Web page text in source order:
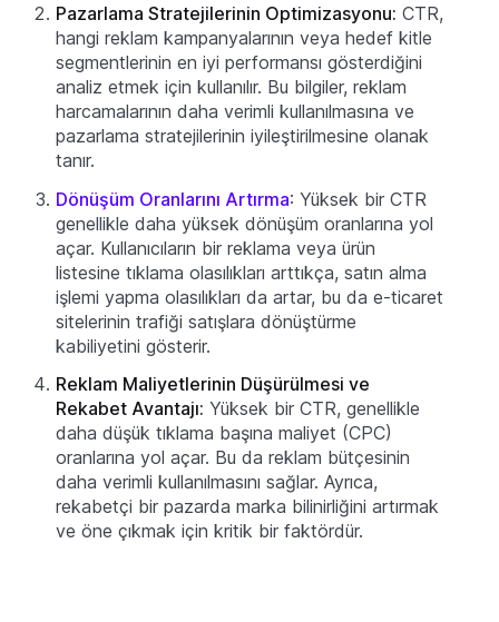
Pazarlama Stratejilerinin Optimizasyonu: CTR,
hangi reklam kampanyalarının veya hedef kitle
segmentlerinin en iyi performansı gösterdiğini
analiz etmek için kullanılır. Bu bilgiler, reklam
harcamalarının daha verimli kullanılmasına ve
pazarlama stratejilerinin iyileştirilmesine olanak
tanır.
Dönüşüm Oranlarını Artırma: Yüksek bir CTR
genellikle daha yüksek dönüşüm oranlarına yol
açar. Kullanıcıların bir reklama veya ürün
listesine tıklama olasılıkları arttıkça, satın alma
işlemi yapma olasılıkları da artar, bu da e-ticaret
sitelerinin trafiği satışlara dönüştürme
kabiliyetini gösterir.
Reklam Maliyetlerinin Düşürülmesi ve
Rekabet Avantajı: Yüksek bir CTR, genellikle
daha düşük tıklama başına maliyet (CPC)
oranlarına yol açar. Bu da reklam bütçesinin
daha verimli kullanılmasını sağlar. Ayrıca,
rekabetçi bir pazarda marka bilinirliğini artırmak
ve öne çıkmak için kritik bir faktördür.